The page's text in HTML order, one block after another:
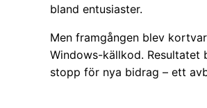
bland entusiaster.
Men framgången blev
Windows-källkod.
stopp för nya bidrag – ett